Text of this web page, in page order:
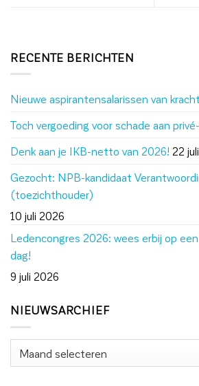
RECENTE BERICHTEN
Nieuwe aspirantensalarissen van kracht
Toch vergoeding voor schade aan
Denk aan je IKB-netto van 2026! 22
Gezocht: NPB-kandidaat
(toezichthouder)
10 juli 2026
Ledencongres 2026: wees erbij op
dag!
9 juli 2026
NIEUWSARCHIEF
Nieuwsarchief